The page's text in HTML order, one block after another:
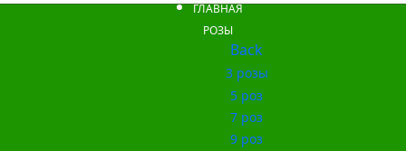
ГЛАВНАЯ
РОЗЫ
Back
3 розы
5 роз
7 роз
9 роз